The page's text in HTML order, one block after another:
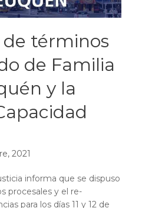
de términos
de Familia
y la
2021
informa que se dispuso
procesales y el re-
para los días 11 y 12 de